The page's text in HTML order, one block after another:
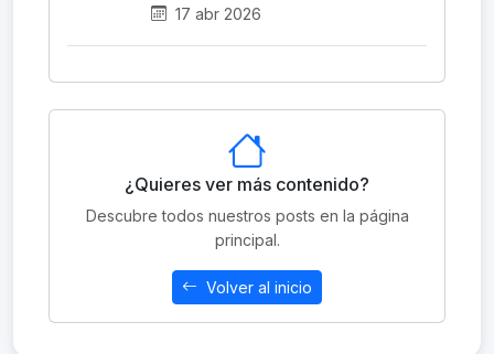
17 abr 2026
¿Quieres ver más contenido?
Descubre todos nuestros posts en la página
principal.
Volver al inicio